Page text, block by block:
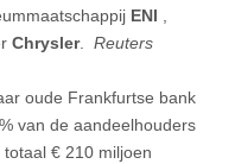
ENI
Chrysler. Reuters
oude Frankfurtse bank
van de aandeelhouders
€ 210 miljoen